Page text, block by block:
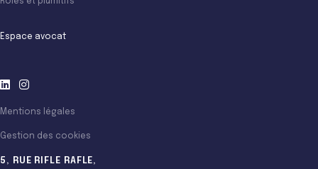
Espace avocat
Mentions légales
Gestion des cookies
5, RUE RIFLE RAFLE,